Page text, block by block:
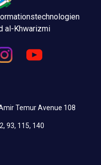
al-Khwarizmi
Temur Avenue 108
93, 115, 140